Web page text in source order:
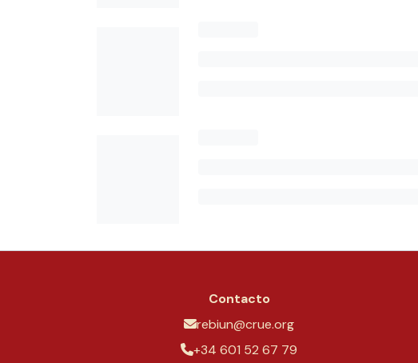
Contacto
rebiun@crue.org
+34 601 52 67 79